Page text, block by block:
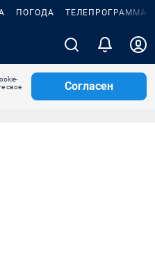
ПОГОДА ТЕЛЕПРОГРАММА
свое
Согласен